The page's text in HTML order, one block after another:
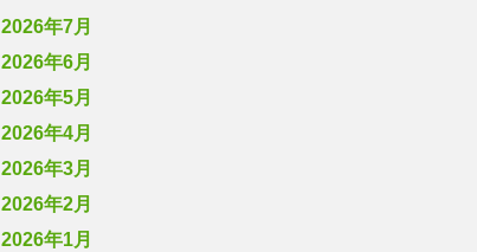
2026年7月
2026年6月
2026年5月
2026年4月
2026年3月
2026年2月
2026年1月